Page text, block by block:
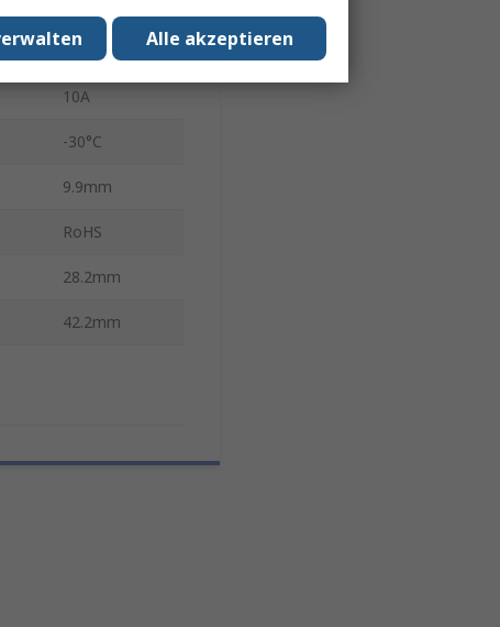
Nein
10A
-30°C
9.9mm
RoHS
28.2mm
42.2mm
Alle akzeptieren